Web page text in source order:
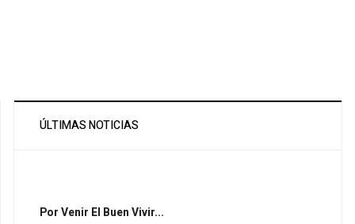
ÚLTIMAS NOTICIAS
Por Venir El Buen Vivir...